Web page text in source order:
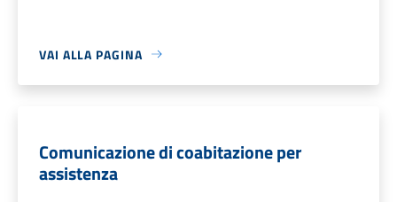
VAI ALLA PAGINA
Comunicazione di coabitazione per
assistenza